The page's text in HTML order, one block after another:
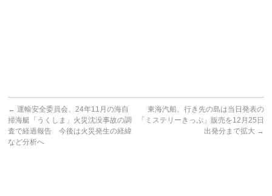
← 運輸安全委員会、24年11月の海自
掃海艇「うくしま」火災沈没事故の調
査で経過報告 今後は火災発生の経緯
など分析へ
東海汽船、行き先の島は当日発表の
「ミステリーきっぷ」販売を12月25日
出発分まで拡大 →